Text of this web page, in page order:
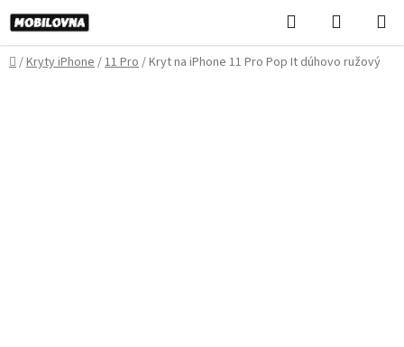
Prejsť
na
obsah
Hľadať
KOŠÍK
Domov
/Kryty iPhone/11 Pro/Kryt na iPhone 11 Pro Pop It dúhovo ružový